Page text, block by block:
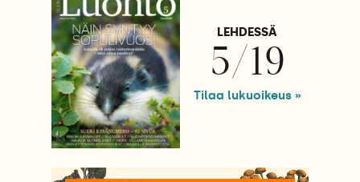
LEHDESSÄ
5/19
Tilaa lukuoikeus »